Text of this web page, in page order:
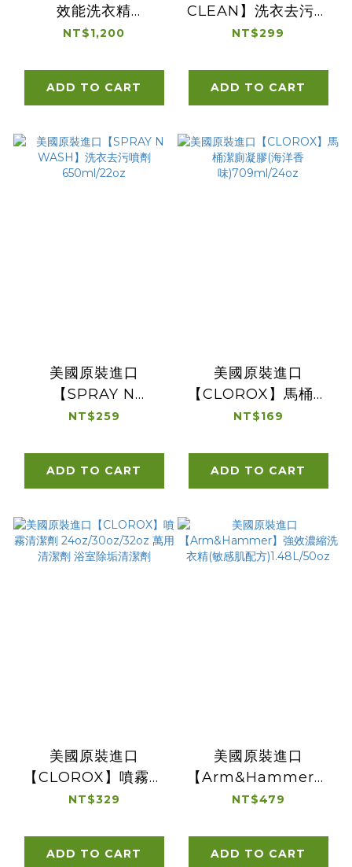
效能洗衣精
2.36L/80oz
NT$1,200
ADD TO CART
CLEAN】洗衣去污噴
劑635ml/21.5oz
NT$299
ADD TO CART
美國原裝進口
【SPRAY N
WASH】洗衣去污噴
NT$259
ADD TO CART
美國原裝進口
【CLOROX】馬桶潔
廁凝膠(海洋香
NT$169
ADD TO CART
美國原裝進口
【CLOROX】噴霧清
潔劑
用清潔劑 浴室除垢清
潔劑
NT$329
ADD TO CART
美國原裝進口
【Arm&Hammer】
強效濃縮洗衣精(敏感
NT$479
ADD TO CART